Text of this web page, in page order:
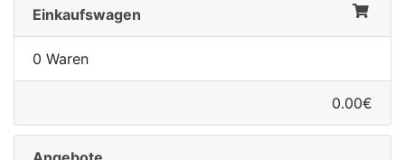
Einkaufswagen
0 Waren
0.00€